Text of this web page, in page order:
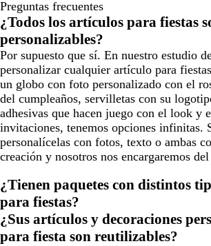
Preguntas frecuentes
¿Todos los artículos para fiestas
personalizables?
Por supuesto que sí. En nuestro estudio
personalizar cualquier artículo para
un globo con foto personalizado con el
del cumpleaños, servilletas con su
adhesivas que hacen juego con el look y
invitaciones, tenemos opciones infinitas.
personalícelas con fotos, texto o ambas
creación y nosotros nos encargaremos
¿Tienen paquetes con distintos
para fiestas?
¿Sus artículos y decoraciones
para fiesta son reutilizables?